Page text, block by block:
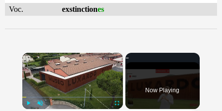
Voc.
exstinctiones
×
Now Playing